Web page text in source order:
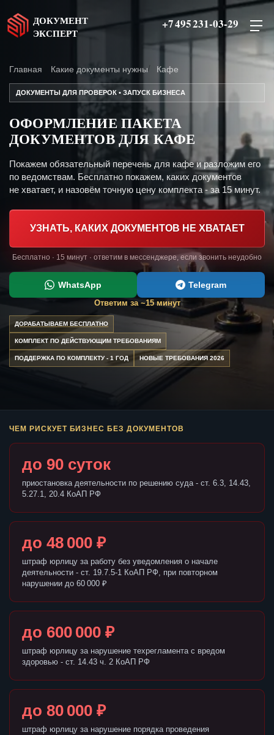
ДОКУМЕНТ
ЭКСПЕРТ
+7 495 231-03-29
Главная Какие документы нужны Кафе
ДОКУМЕНТЫ ДЛЯ ПРОВЕРОК • ЗАПУСК БИЗНЕСА
ОФОРМЛЕНИЕ ПАКЕТА
ДОКУМЕНТОВ ДЛЯ КАФЕ
Покажем обязательный перечень для кафе и разложим его
по ведомствам. Бесплатно покажем, каких документов
не хватает, и назовём точную цену комплекта - за 15 минут.
УЗНАТЬ, КАКИХ ДОКУМЕНТОВ НЕ ХВАТАЕТ
Бесплатно · 15 минут · ответим в мессенджере, если звонить неудобно
WhatsApp Telegram
Ответим за ~15 минут
ДОРАБАТЫВАЕМ БЕСПЛАТНО
КОМПЛЕКТ ПО ДЕЙСТВУЮЩИМ ТРЕБОВАНИЯМ
ПОДДЕРЖКА ПО КОМПЛЕКТУ - 1 ГОД НОВЫЕ ТРЕБОВАНИЯ 2026
ЧЕМ РИСКУЕТ БИЗНЕС БЕЗ ДОКУМЕНТОВ
до 90 суток
приостановка деятельности по решению суда - ст. 6.3, 14.43,
5.27.1, 20.4 КоАП РФ
до 48 000 ₽
штраф юрлицу за работу без уведомления о начале
деятельности - ст. 19.7.5-1 КоАП РФ, при повторном
нарушении до 60 000 ₽
до 600 000 ₽
штраф юрлицу за нарушение техрегламента с вредом
здоровью - ст. 14.43 ч. 2 КоАП РФ
до 80 000 ₽
штраф юрлицу за нарушение порядка проведения